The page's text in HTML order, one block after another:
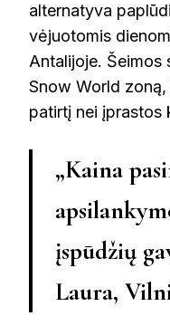
alternatyva
vėjuotomis
Antalijoje. Šeimos
Snow World
patirtį nei įprastos
„Kaina
įspūdžių
Laura,